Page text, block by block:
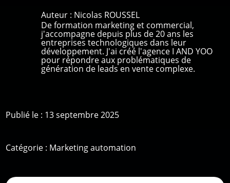
Auteur : Nicolas ROUSSEL
De formation marketing et commercial,
j'accompagne depuis plus de 20 ans les
entreprises technologiques dans leur
développement. J'ai créé l'agence I AND YOO
pour répondre aux problématiques de
génération de leads en vente complexe.
Publié le : 13 septembre 2025
Catégorie : Marketing automation